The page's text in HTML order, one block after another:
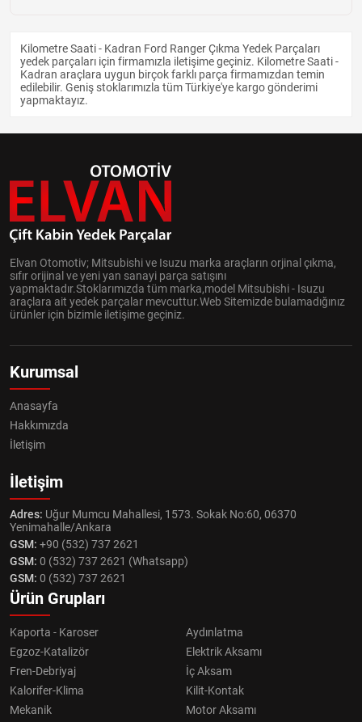
Kilometre Saati - Kadran Ford Ranger Çıkma Yedek Parçaları
yedek parçaları için firmamızla iletişime geçiniz. Kilometre Saati -
Kadran araçlara uygun birçok farklı parça firmamızdan temin
edilebilir. Geniş stoklarımızla tüm Türkiye'ye kargo gönderimi
yapmaktayız.
Elvan Otomotiv; Mitsubishi ve Isuzu marka araçların orjinal çıkma,
sıfır orijinal ve yeni yan sanayi parça satışını
yapmaktadır.Stoklarımızda tüm marka,model Mitsubishi - Isuzu
araçlara ait yedek parçalar mevcuttur.Web Sitemizde bulamadığınız
ürünler için bizimle iletişime geçiniz.
Kurumsal
Anasayfa
Hakkımızda
İletişim
İletişim
Adres: Uğur Mumcu Mahallesi, 1573. Sokak No:60, 06370
Yenimahalle/Ankara
GSM: +90 (532) 737 2621
GSM: 0 (532) 737 2621 (Whatsapp)
GSM: 0 (532) 737 2621
Ürün Grupları
Kaporta - Karoser
Aydınlatma
Egzoz-Katalizör
Elektrik Aksamı
Fren-Debriyaj
İç Aksam
Kalorifer-Klima
Kilit-Kontak
Mekanik
Motor Aksamı